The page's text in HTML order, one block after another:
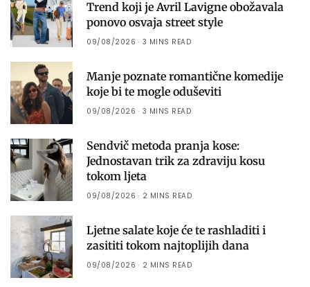
Trend koji je Avril Lavigne obožavala
ponovo osvaja street style
09/08/2026 3 MINS READ
Manje poznate romantične komedije
koje bi te mogle oduševiti
09/08/2026 3 MINS READ
Sendvič metoda pranja kose:
Jednostavan trik za zdraviju kosu
tokom ljeta
09/08/2026 2 MINS READ
Ljetne salate koje će te rashladiti i
zasititi tokom najtoplijih dana
09/08/2026 2 MINS READ